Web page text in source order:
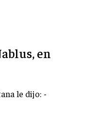
en
le dijo: -